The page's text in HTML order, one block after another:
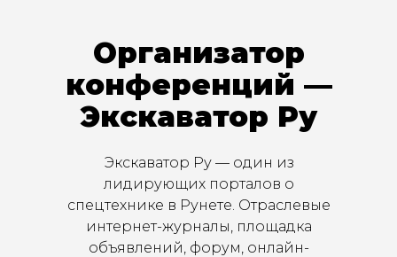
Организатор
конференций —
Экскаватор Ру
Экскаватор Ру — один из
лидирующих порталов о
спецтехнике в Рунете. Отраслевые
интернет-журналы, площадка
объявлений, форум, онлайн-